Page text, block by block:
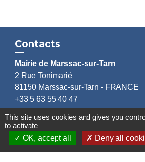
Contacts
Mairie de Marssac-sur-Tarn
2 Rue Tonimarié
81150 Marssac-sur-Tarn - FRANCE
+33 5 63 55 40 47
accueil@marssac-sur-tarn.fr
Lien vers les HORAIRES et
de chaque service
This site uses cookies and gives you
to activate
OK, accept all
Deny all